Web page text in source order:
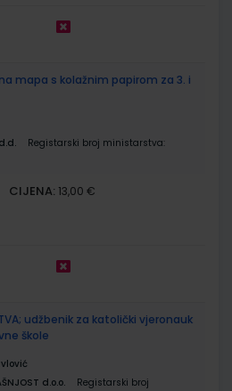
mapa s kolažnim papirom za 3. i
Registarski broj ministarstva:
CIJENA: 13,00 €
udžbenik za katolički vjeronauk
škole
d.o.o.
Registarski broj